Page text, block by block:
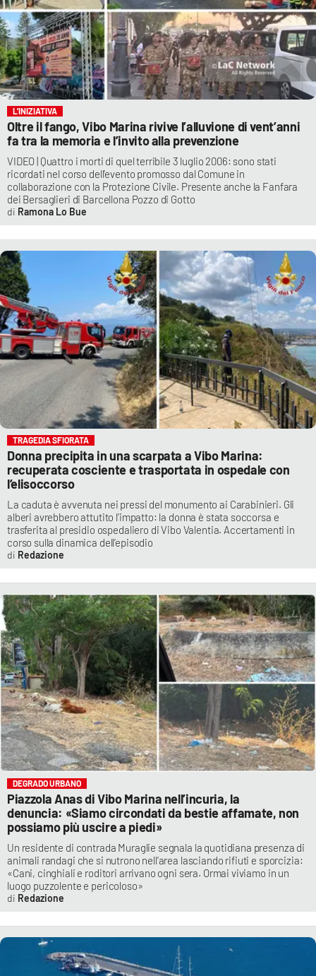
L’INIZIATIVA
Oltre il fango, Vibo Marina rivive l’alluvione di vent’anni
fa tra la memoria e l’invito alla prevenzione
VIDEO | Quattro i morti di quel terribile 3 luglio 2006: sono stati
ricordati nel corso dell’evento promosso dal Comune in
collaborazione con la Protezione Civile. Presente anche la Fanfara
dei Bersaglieri di Barcellona Pozzo di Gotto
Ramona Lo Bue
TRAGEDIA SFIORATA
Donna precipita in una scarpata a Vibo Marina:
recuperata cosciente e trasportata in ospedale con
l’elisoccorso
La caduta è avvenuta nei pressi del monumento ai Carabinieri. Gli
alberi avrebbero attutito l’impatto: la donna è stata soccorsa e
trasferita al presidio ospedaliero di Vibo Valentia. Accertamenti in
corso sulla dinamica dell’episodio
Redazione
DEGRADO URBANO
Piazzola Anas di Vibo Marina nell’incuria, la
denuncia: «Siamo circondati da bestie affamate, non
possiamo più uscire a piedi»
Un residente di contrada Muraglie segnala la quotidiana presenza di
animali randagi che si nutrono nell’area lasciando rifiuti e sporcizia:
«Cani, cinghiali e roditori arrivano ogni sera. Ormai viviamo in un
luogo puzzolente e pericoloso»
Redazione